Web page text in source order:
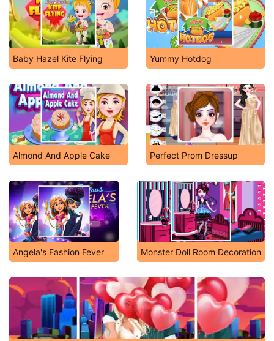
Baby Hazel Kite Flying Yummy Hotdog
Almond And Apple Cake Perfect Prom Dressup
Angela's Fashion Fever Monster Doll Room Decoration